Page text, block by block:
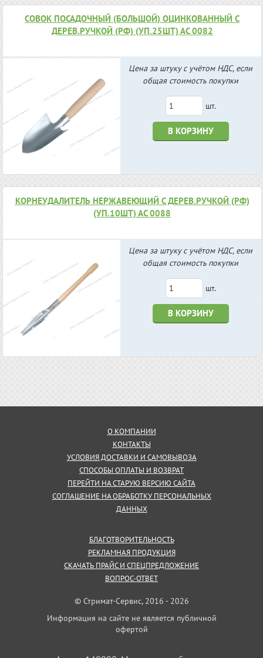
СОВОК ПОСАДОЧНЫЙ (БОЛЬШОЙ) ОЦИНКОВАННЫЙ С
ДЕРЕВ.РУЧКОЙ (РФ) (УП.25ШТ) АС 0082
Цена за штуку с учётом НДС, если
общая стоимость покупки
шт.
В КОРЗИНУ
КОРНЕУДАЛИТЕЛЬ НЕРЖАВЕЮЩИЙ С ДЕРЕВ.РУЧКОЙ (РФ)
(УП.10ШТ) АС 0088
Цена за штуку с учётом НДС, если
общая стоимость покупки
шт.
В КОРЗИНУ
О КОМПАНИИ
КОНТАКТЫ
УСЛОВИЯ ДОСТАВКИ И САМОВЫВОЗА
СПОСОБЫ ОПЛАТЫ И ВОЗВРАТ
ПЕРЕЙТИ НА СТАРУЮ ВЕРСИЮ САЙТА
СОГЛАШЕНИЕ НА ОБРАБОТКУ ПЕРСОНАЛЬНЫХ
ДАННЫХ
БЛАГОТВОРИТЕЛЬНОСТЬ
РЕКЛАМНАЯ ПРОДУКЦИЯ
СКАЧАТЬ ПРАЙС И СПЕЦПРЕДЛОЖЕНИЕ
ВОПРОС-ОТВЕТ
© Стримат-Сервис, 2016 - 2026
Информация на сайте не является публичной
офертой